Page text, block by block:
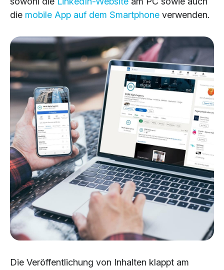
die mobile App auf dem Smartphone verwenden.
Die Veröffentlichung von Inhalten klappt am